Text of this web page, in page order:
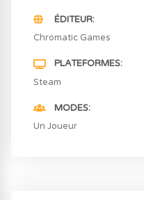
ÉDITEUR
Chromatic Games
PLATEFORMES
Steam
MODES
Un Joueur